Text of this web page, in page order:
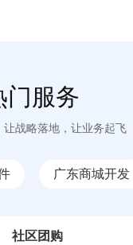
门服务
让战略落地，让业务起飞
广东商城开发
社区团购